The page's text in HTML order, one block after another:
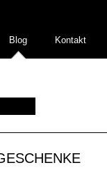
Blog Kontakt